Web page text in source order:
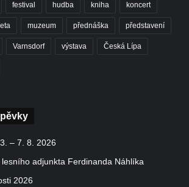
festival hudba kniha koncert
muzeum přednáška představení
Varnsdorf výstava Česká Lípa
– 7. 8. 2026
adjunkta Ferdinanda Náhlíka
2026